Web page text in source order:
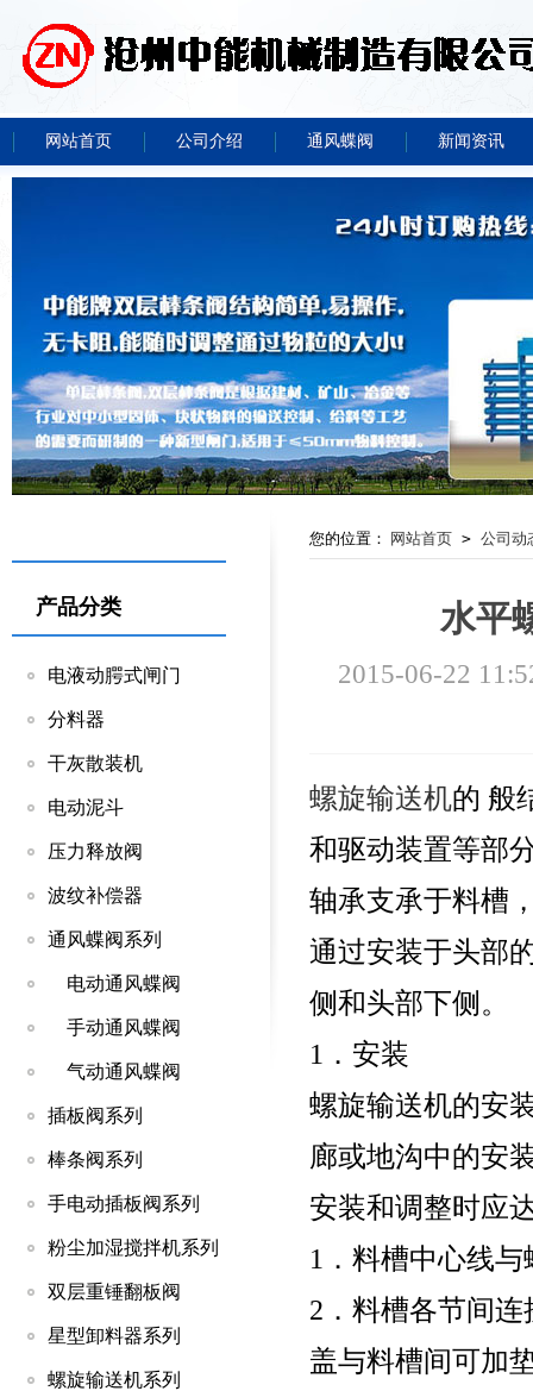
网站首页 公司介绍 通风蝶阀 新闻资讯
产品分类
电液动腭式闸门
分料器
干灰散装机
电动泥斗
压力释放阀
波纹补偿器
通风蝶阀系列
电动通风蝶阀
手动通风蝶阀
气动通风蝶阀
插板阀系列
棒条阀系列
手电动插板阀系列
粉尘加湿搅拌机系列
双层重锤翻板阀
星型卸料器系列
螺旋输送机系列
您的位置： 网站首页 > 公司动
水平
2015-06-22
螺旋输送机的 般
和驱动装置等部
轴承支承于料槽
通过安装于头部
侧和头部下侧。
1．安装
螺旋输送机的安
廊或地沟中的安
安装和调整时应
1．料槽中心线
2．料槽各节间
盖与料槽间可加